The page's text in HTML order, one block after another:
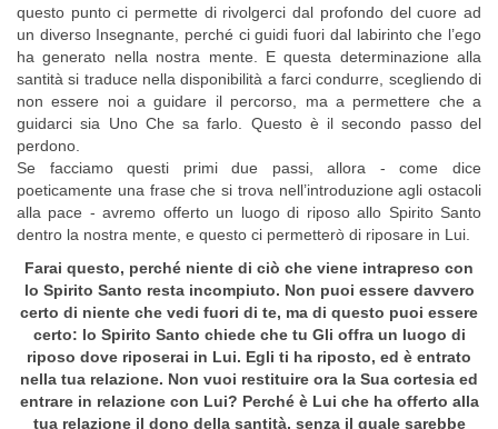
questo punto ci permette di rivolgerci dal profondo del cuore ad
un diverso Insegnante, perché ci guidi fuori dal labirinto che l’ego
ha generato nella nostra mente. E questa determinazione alla
santità si traduce nella disponibilità a farci condurre, scegliendo di
non essere noi a guidare il percorso, ma a permettere che a
guidarci sia Uno Che sa farlo. Questo è il secondo passo del
perdono.
Se facciamo questi primi due passi, allora - come dice
poeticamente una frase che si trova nell’introduzione agli ostacoli
alla pace - avremo offerto un luogo di riposo allo Spirito Santo
dentro la nostra mente, e questo ci permetterò di riposare in Lui.
Farai questo, perché niente di ciò che viene intrapreso con
lo Spirito Santo resta incompiuto. Non puoi essere davvero
certo di niente che vedi fuori di te, ma di questo puoi essere
certo: lo Spirito Santo chiede che tu Gli offra un luogo di
riposo dove riposerai in Lui. Egli ti ha riposto, ed è entrato
nella tua relazione. Non vuoi restituire ora la Sua cortesia ed
entrare in relazione con Lui? Perché è Lui che ha offerto alla
tua relazione il dono della santità, senza il quale sarebbe